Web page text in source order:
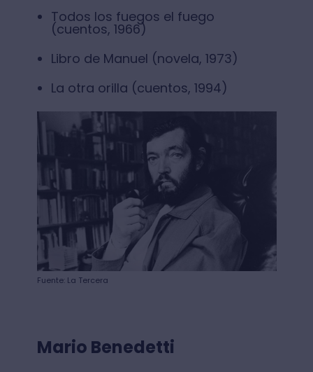
Todos los fuegos el fuego
(cuentos, 1966)
Libro de Manuel (novela, 1973)
La otra orilla (cuentos, 1994)
Fuente: La Tercera
Mario Benedetti